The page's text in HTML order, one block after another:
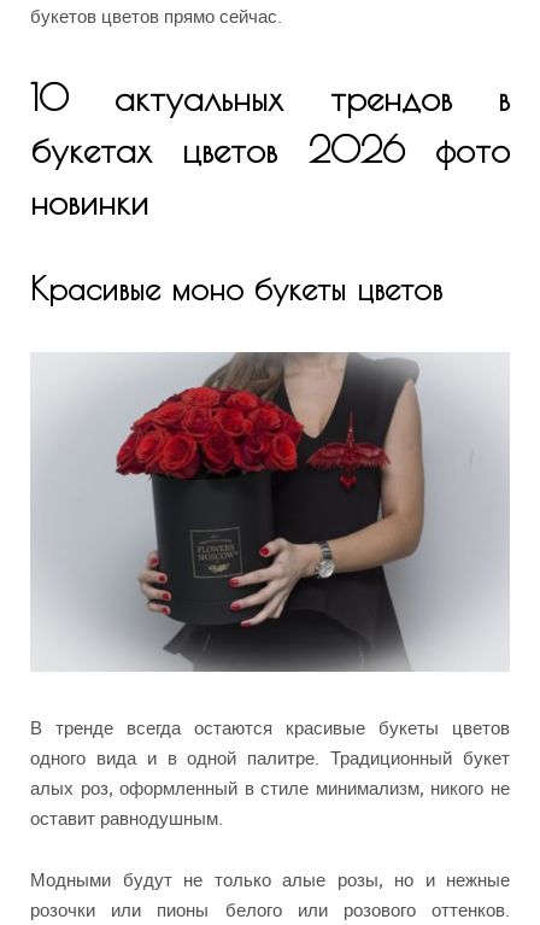
букетов цветов прямо сейчас.
10 актуальных трендов в
букетах цветов 2026 фото
новинки
Красивые моно букеты цветов
В тренде всегда остаются красивые букеты цветов
одного вида и в одной палитре. Традиционный букет
алых роз, оформленный в стиле минимализм, никого не
оставит равнодушным.
Модными будут не только алые розы, но и нежные
розочки или пионы белого или розового оттенков.